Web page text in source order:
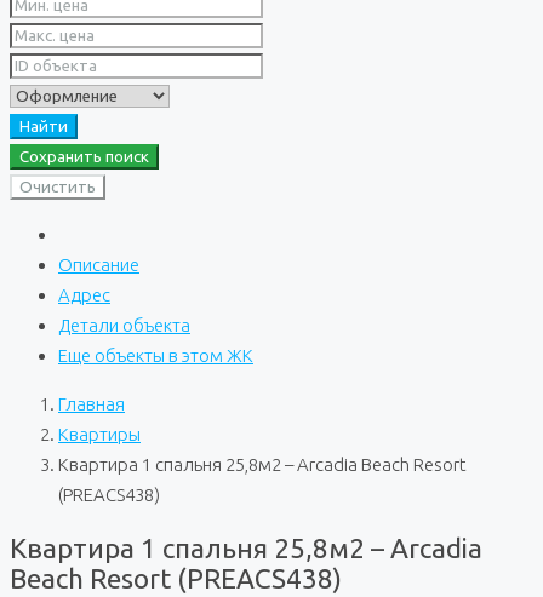
Найти
Сохранить поиск
Очистить
Описание
Адрес
Детали объекта
Еще объекты в этом ЖК
Главная
Квартиры
Квартира 1 спальня 25,8м2 – Arcadia Beach Resort
(PREACS438)
Квартира 1 спальня 25,8м2 – Arcadia
Beach Resort (PREACS438)